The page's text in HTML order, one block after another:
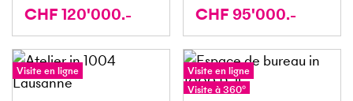
CHF 120'000.- CHF 95'000.-
Visite en ligne
Visite en ligne
Visite à 360°